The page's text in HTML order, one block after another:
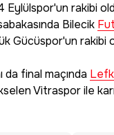
Eylülspor'un rakibi
Bilecik
Gücüspor'un rakibi
da final maçında
Vitraspor ile